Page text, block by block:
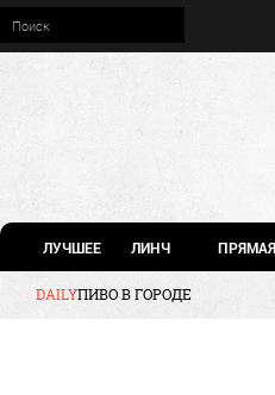
ЛУЧШЕЕ ЛИНЧ
DAILYПИВО В ГОРОДЕ